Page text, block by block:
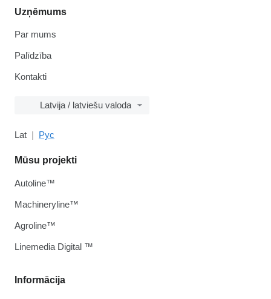
Uzņēmums
Par mums
Palīdzība
Kontakti
Latvija / latviešu valoda
Lat Рус
Informācija
Mūsu projekti
Autoline™
Machineryline™
Agroline™
Linemedia Digital ™